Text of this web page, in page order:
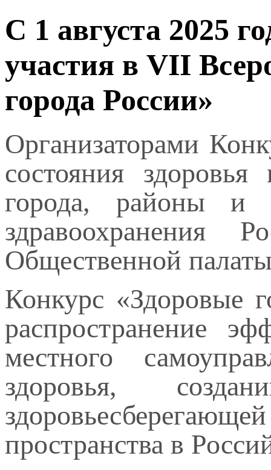
С 1 августа 2025
участия в VII
города России»
Организаторами
состояния
города, районы и
здравоохранения
Общественной
Конкурс «Здоровые
распространение
местного
здоровья,
пространства в